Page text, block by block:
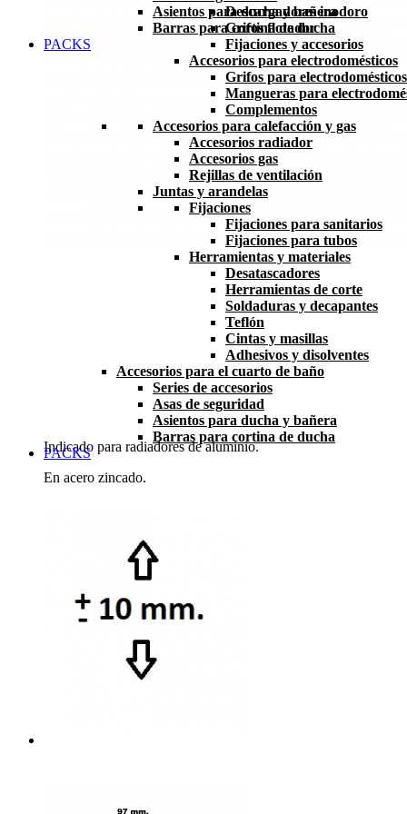
Descargadores inodoro
Grifos flotador
Fijaciones y accesorios
Accesorios para electrodomésticos
Grifos para electrodomésticos
Mangueras para
Complementos
Accesorios para calefacción y gas
Accesorios radiador
Accesorios gas
Rejillas de ventilación
Juntas y arandelas
Fijaciones
Fijaciones para sanitarios
Fijaciones para tubos
Herramientas y materiales
Desatascadores
Herramientas de corte
Soldaduras y decapantes
Teflón
Cintas y masillas
Adhesivos y disolventes
Accesorios para el cuarto de baño
Series de accesorios
Asas de seguridad
Asientos para ducha y bañera
Barras para cortina de ducha
PACKS
Asientos para ducha y bañera
Barras para cortina de ducha
PACKS
Indicado para radiadores de aluminio.
En acero zincado.